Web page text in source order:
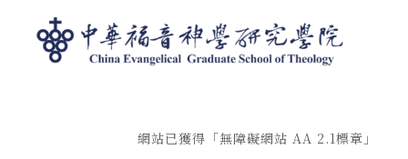
網站已獲得「無障礙網站 AA 2.1標章」